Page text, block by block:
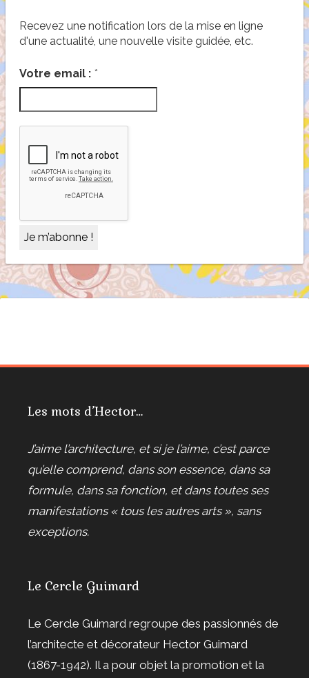
Recevez une notification lors de la mise en ligne
d'une actualité, une nouvelle visite guidée, etc.
Votre email : *
Les mots d’Hector…
J’aime l’architecture, et si je l’aime, c’est parce
qu’elle comprend, dans son essence, dans sa
formule, dans sa fonction, et dans toutes ses
manifestations « tous les autres arts », sans
exceptions.
Le Cercle Guimard
Le Cercle Guimard regroupe des passionnés de
l’architecte et décorateur Hector Guimard
(1867-1942). Il a pour objet la promotion et la